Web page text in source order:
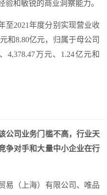
和敏锐的商业洞察能力。
至2021年度分别实现营业收
和8.80亿元，归属于母公司
4,378.47万元、1.24亿元和
公司业务门槛不高，行业天
争对手和大量中小企业在行
易（上海）有限公司、唯品